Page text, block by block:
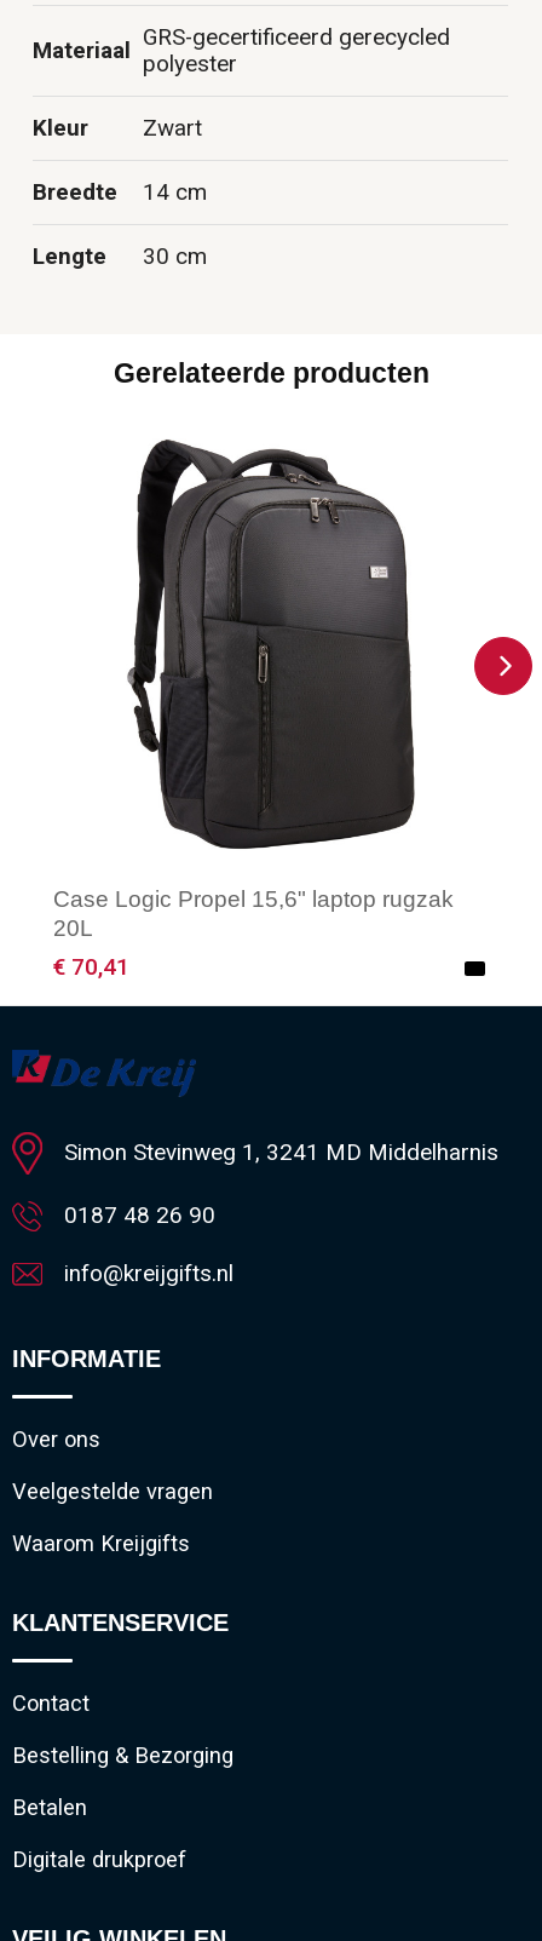
Materiaal
GRS-gecertificeerd gerecycled
polyester
Kleur Zwart
Breedte 14 cm
Lengte 30 cm
Gerelateerde producten
Case Logic Propel 15,6" laptop rugzak
20L
€ 70,41
Minimale afname: 1
Simon Stevinweg 1, 3241 MD Middelharnis
0187 48 26 90
info@kreijgifts.nl
INFORMATIE
Over ons
Veelgestelde vragen
Waarom Kreijgifts
KLANTENSERVICE
Contact
Bestelling & Bezorging
Betalen
Digitale drukproef